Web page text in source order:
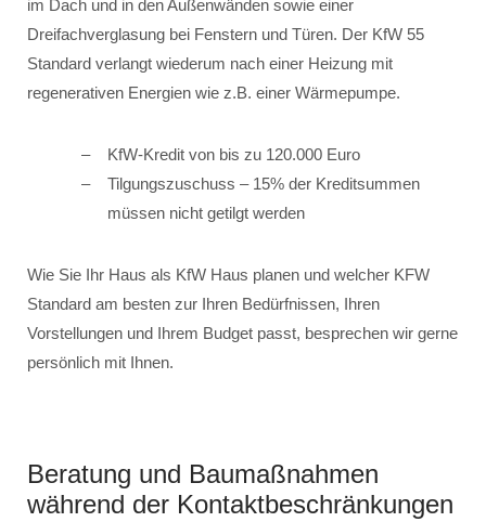
im Dach und in den Außenwänden sowie einer
Dreifachverglasung bei Fenstern und Türen. Der KfW 55
Standard verlangt wiederum nach einer Heizung mit
regenerativen Energien wie z.B. einer Wärmepumpe.
KfW-Kredit von bis zu 120.000 Euro
Tilgungszuschuss – 15% der Kreditsummen
müssen nicht getilgt werden
Wie Sie Ihr Haus als KfW Haus planen und welcher KFW
Standard am besten zur Ihren Bedürfnissen, Ihren
Vorstellungen und Ihrem Budget passt, besprechen wir gerne
persönlich mit Ihnen.
Beratung und Baumaßnahmen
während der Kontaktbeschränkungen